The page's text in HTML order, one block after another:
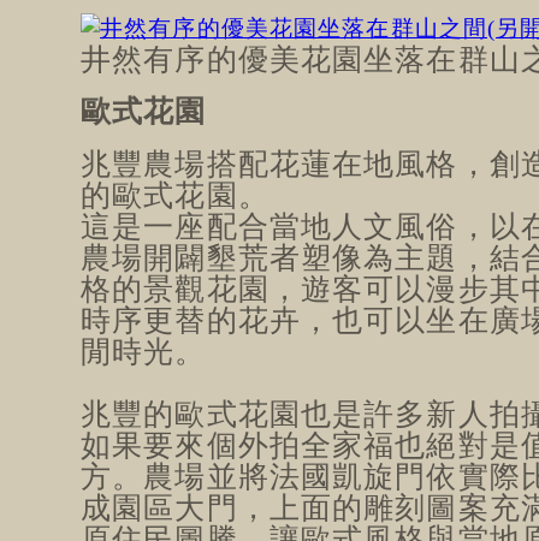
井然有序的優美花園坐落在群山
歐式花園
兆豐農場搭配花蓮在地風格，創
的歐式花園。
這是一座配合當地人文風俗，以
農場開闢墾荒者塑像為主題，結
格的景觀花園，遊客可以漫步其
時序更替的花卉，也可以坐在廣
閒時光。
兆豐的歐式花園也是許多新人拍
如果要來個外拍全家福也絕對是
方。農場並將法國凱旋門依實際
成園區大門，上面的雕刻圖案充